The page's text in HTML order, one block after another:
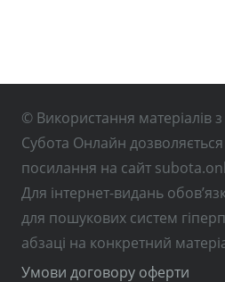
© Використання матеріалів
Субота Онлайн
посилання на сайт
Для інтернет-видань
для пошукових систем
абзаці на конкретний
Умови договору оферти